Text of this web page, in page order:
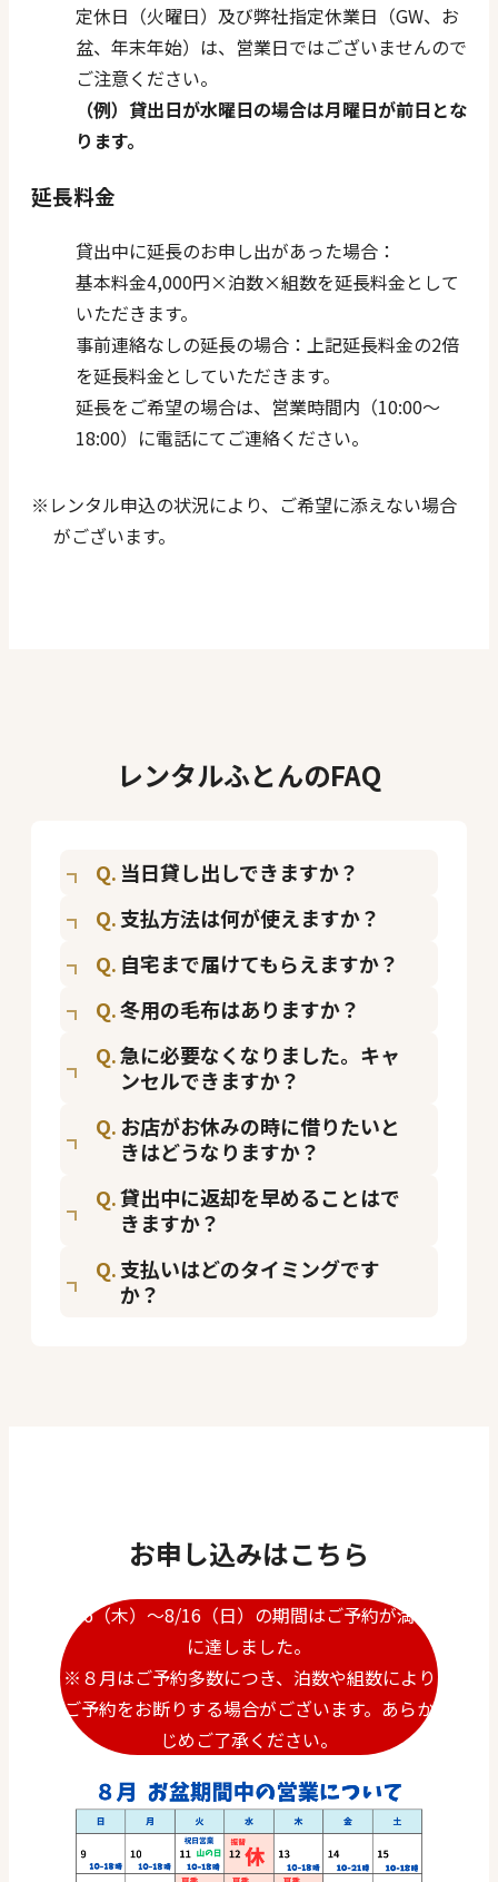
定休日（火曜日）及び弊社指定休業日（GW、お
盆、年末年始）は、営業日ではございませんので
ご注意ください。
（例）貸出日が水曜日の場合は月曜日が前日とな
ります。
延長料金
貸出中に延長のお申し出があった場合：
基本料金4,000円×泊数×組数を延長料金として
いただきます。
事前連絡なしの延長の場合：上記延長料金の2倍
を延長料金としていただきます。
延長をご希望の場合は、営業時間内（10:00〜
18:00）に電話にてご連絡ください。
レンタル申込の状況により、ご希望に添えない場合
がございます。
レンタルふとんのFAQ
当日貸し出しできますか？
支払方法は何が使えますか？
自宅まで届けてもらえますか？
冬用の毛布はありますか？
急に必要なくなりました。キャ
ンセルできますか？
お店がお休みの時に借りたいと
きはどうなりますか？
貸出中に返却を早めることはで
きますか？
支払いはどのタイミングです
か？
お申し込みはこちら
8/6（木）～8/16（日）の期間はご予約が満枠
に達しました。
※８月はご予約多数につき、泊数や組数により
ご予約をお断りする場合がございます。あらか
じめご了承ください。